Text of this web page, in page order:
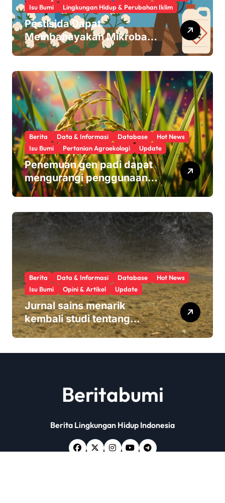
Isu Bumi
Lingkungan Hidup & Perubahan Iklim
Pestisida Dapat
Membahayakan Mikroba
Usus Kita
Berita Data & Informasi Database
Hot News
Isu Bumi
Pertanian Agroekologi Update
Penemuan gen padi dapat
mengurangi penggunaan
pupuk sekaligus melindungi
Berita Data & Informasi Database
Hot News
Isu Bumi
Opini & Artikel Update
Jurnal sains menarik
kembali studi tentang
keamanan Monsanto
Beritabumi
Berita Lingkungan Hidup Indonesia